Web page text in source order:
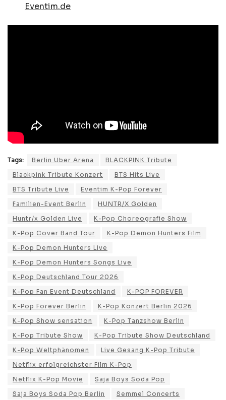
Eventim.de
Tags: Berlin Uber Arena
BLACKPINK Tribute
Blackpink Tribute Konzert
BTS Hits Live
BTS Tribute Live
Eventim K-Pop Forever
Familien-Event Berlin
HUNTR/X Golden
Huntr/x Golden Live
K-Pop Choreografie Show
K-Pop Cover Band Tour
K-Pop Demon Hunters Film
K-Pop Demon Hunters Live
K-Pop Demon Hunters Songs Live
K-Pop Deutschland Tour 2026
K-Pop Fan Event Deutschland
K-POP FOREVER
K-Pop Forever Berlin
K-Pop Konzert Berlin 2026
K-Pop Show sensation
K-Pop Tanzshow Berlin
K-Pop Tribute Show
K-Pop Tribute Show Deutschland
K-Pop Weltphänomen
Live Gesang K-Pop Tribute
Netflix erfolgreichster Film K-Pop
Netflix K-Pop Movie
Saja Boys Soda Pop
Saja Boys Soda Pop Berlin
Semmel Concerts